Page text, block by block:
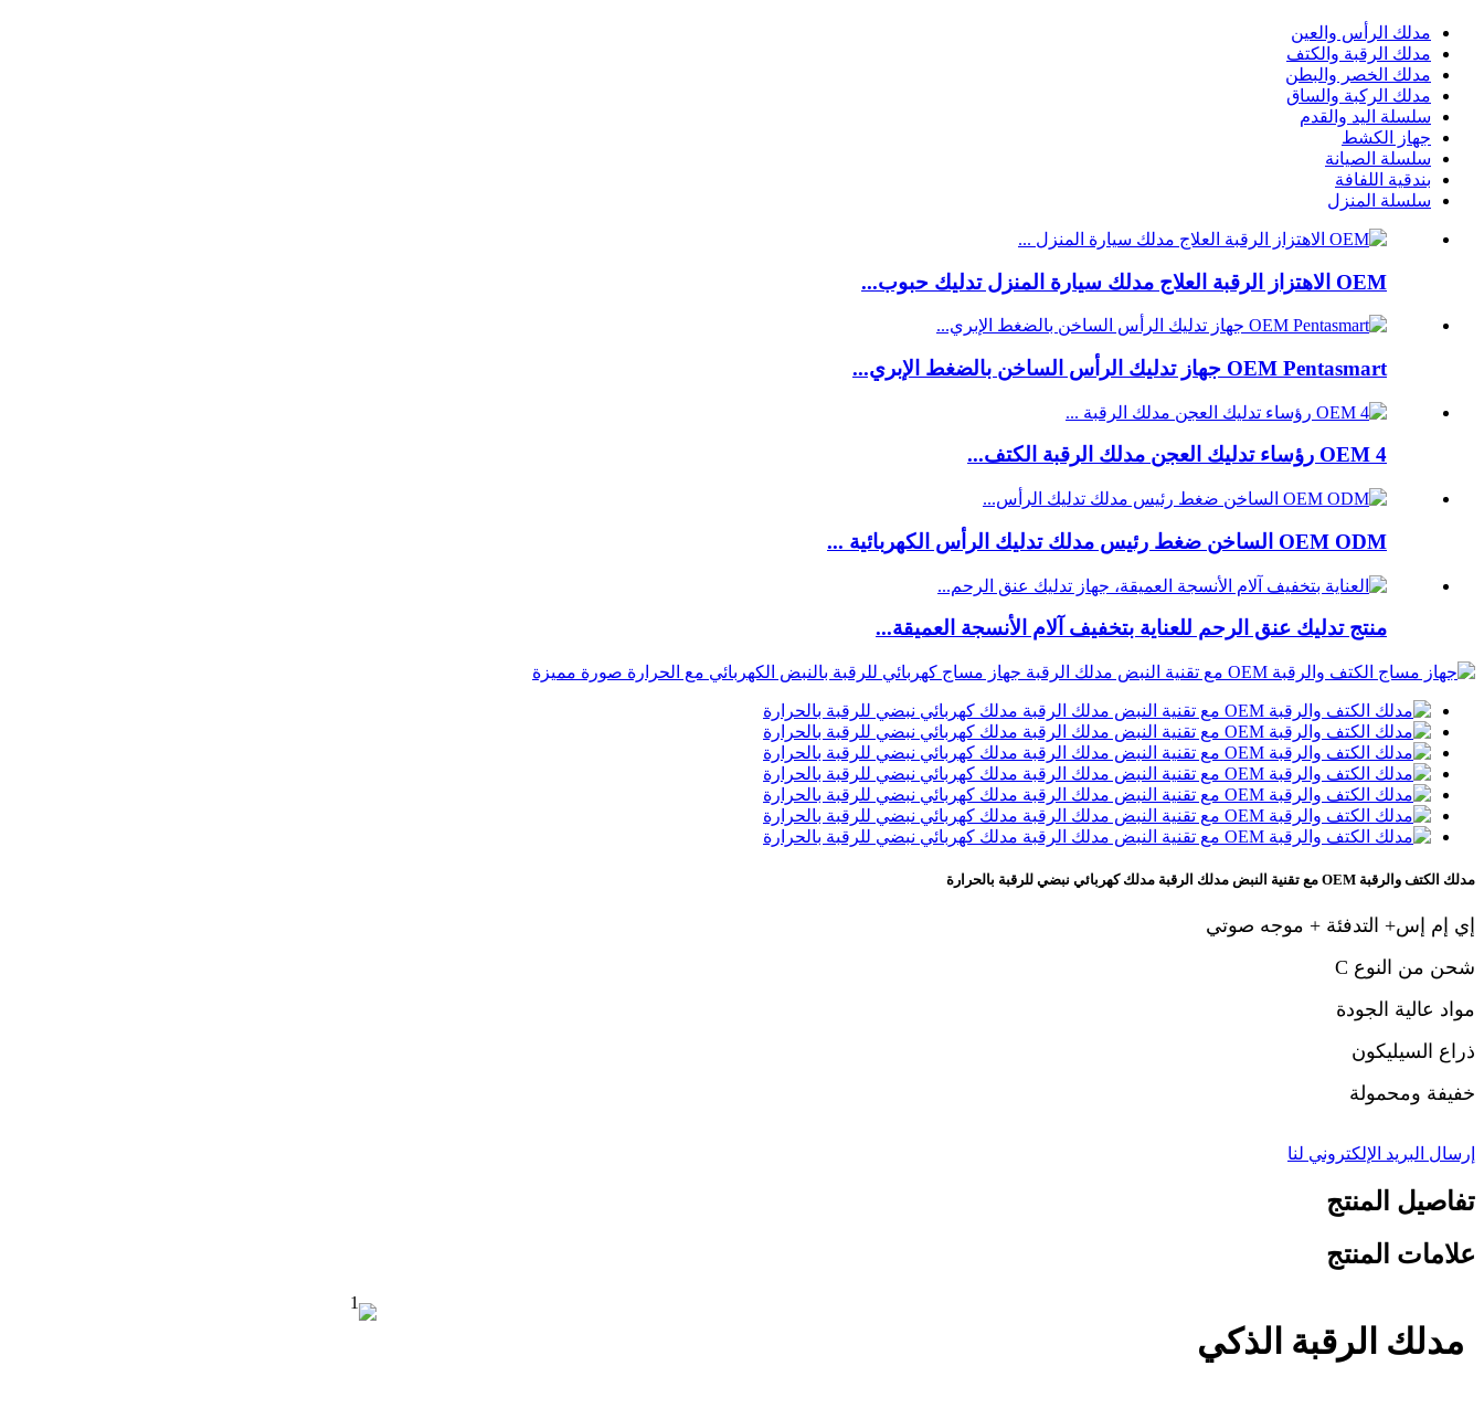
مدلك الرأس والعين
مدلك الرقبة والكتف
مدلك الخصر والبطن
مدلك الركبة والساق
سلسلة اليد والقدم
جهاز الكشط
سلسلة الصيانة
بندقية اللفافة
سلسلة المنزل
OEM الاهتزاز الرقبة العلاج مدلك سيارة المنزل تدليك حبوب...
OEM Pentasmart جهاز تدليك الرأس الساخن بالضغط الإبري...
OEM 4 رؤساء تدليك العجن مدلك الرقبة الكتف...
OEM ODM الساخن ضغط رئيس مدلك تدليك الرأس الكهربائية ...
منتج تدليك عنق الرحم للعناية بتخفيف آلام الأنسجة العميقة...
مدلك الكتف والرقبة OEM مع تقنية النبض مدلك الرقبة مدلك كهربائي نبضي للرقبة بالحرارة
إي إم إس+ التدفئة + موجه صوتي
شحن من النوع C
مواد عالية الجودة
ذراع السيليكون
خفيفة ومحمولة
إرسال البريد الإلكتروني لنا
تفاصيل المنتج
علامات المنتج
مدلك الرقبة الذكي